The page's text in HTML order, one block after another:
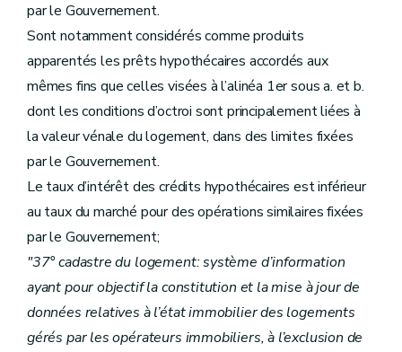
par le Gouvernement.
Sont notamment considérés comme produits
apparentés les prêts hypothécaires accordés aux
mêmes fins que celles visées à l’alinéa 1er sous a. et b.
dont les conditions d’octroi sont principalement liées à
la valeur vénale du logement, dans des limites fixées
par le Gouvernement.
Le taux d’intérêt des crédits hypothécaires est inférieur
au taux du marché pour des opérations similaires fixées
par le Gouvernement;
"37° cadastre du logement: système d’information
ayant pour objectif la constitution et la mise à jour de
données relatives à l’état immobilier des logements
gérés par les opérateurs immobiliers, à l’exclusion de